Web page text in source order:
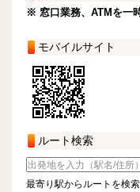
※ 窓口業務、ATMを一
モバイルサイト
ルート検索
最寄り駅からルートを検索